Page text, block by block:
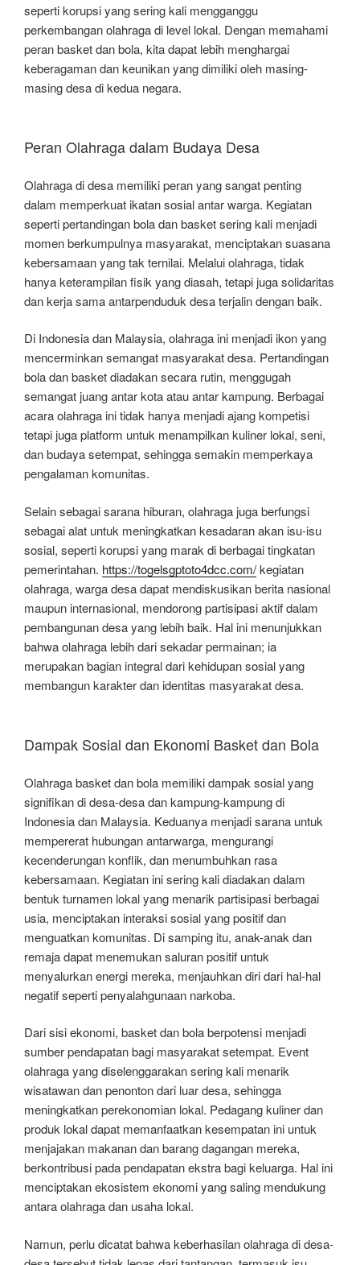
seperti korupsi yang sering kali mengganggu
perkembangan olahraga di level lokal. Dengan memahami
peran basket dan bola, kita dapat lebih menghargai
keberagaman dan keunikan yang dimiliki oleh masing-
masing desa di kedua negara.
Peran Olahraga dalam Budaya Desa
Olahraga di desa memiliki peran yang sangat penting
dalam memperkuat ikatan sosial antar warga. Kegiatan
seperti pertandingan bola dan basket sering kali menjadi
momen berkumpulnya masyarakat, menciptakan suasana
kebersamaan yang tak ternilai. Melalui olahraga, tidak
hanya keterampilan fisik yang diasah, tetapi juga solidaritas
dan kerja sama antarpenduduk desa terjalin dengan baik.
Di Indonesia dan Malaysia, olahraga ini menjadi ikon yang
mencerminkan semangat masyarakat desa. Pertandingan
bola dan basket diadakan secara rutin, menggugah
semangat juang antar kota atau antar kampung. Berbagai
acara olahraga ini tidak hanya menjadi ajang kompetisi
tetapi juga platform untuk menampilkan kuliner lokal, seni,
dan budaya setempat, sehingga semakin memperkaya
pengalaman komunitas.
Selain sebagai sarana hiburan, olahraga juga berfungsi
sebagai alat untuk meningkatkan kesadaran akan isu-isu
sosial, seperti korupsi yang marak di berbagai tingkatan
pemerintahan. https://togelsgptoto4dcc.com/kegiatan
olahraga, warga desa dapat mendiskusikan berita nasional
maupun internasional, mendorong partisipasi aktif dalam
pembangunan desa yang lebih baik. Hal ini menunjukkan
bahwa olahraga lebih dari sekadar permainan; ia
merupakan bagian integral dari kehidupan sosial yang
membangun karakter dan identitas masyarakat desa.
Dampak Sosial dan Ekonomi Basket dan Bola
Olahraga basket dan bola memiliki dampak sosial yang
signifikan di desa-desa dan kampung-kampung di
Indonesia dan Malaysia. Keduanya menjadi sarana untuk
mempererat hubungan antarwarga, mengurangi
kecenderungan konflik, dan menumbuhkan rasa
kebersamaan. Kegiatan ini sering kali diadakan dalam
bentuk turnamen lokal yang menarik partisipasi berbagai
usia, menciptakan interaksi sosial yang positif dan
menguatkan komunitas. Di samping itu, anak-anak dan
remaja dapat menemukan saluran positif untuk
menyalurkan energi mereka, menjauhkan diri dari hal-hal
negatif seperti penyalahgunaan narkoba.
Dari sisi ekonomi, basket dan bola berpotensi menjadi
sumber pendapatan bagi masyarakat setempat. Event
olahraga yang diselenggarakan sering kali menarik
wisatawan dan penonton dari luar desa, sehingga
meningkatkan perekonomian lokal. Pedagang kuliner dan
produk lokal dapat memanfaatkan kesempatan ini untuk
menjajakan makanan dan barang dagangan mereka,
berkontribusi pada pendapatan ekstra bagi keluarga. Hal ini
menciptakan ekosistem ekonomi yang saling mendukung
antara olahraga dan usaha lokal.
Namun, perlu dicatat bahwa keberhasilan olahraga di desa-